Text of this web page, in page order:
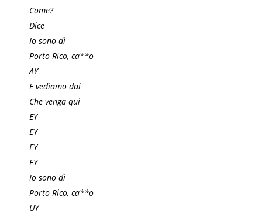
Come?
Dice
Io sono di
Porto Rico, ca**o
AY
E vediamo dai
Che venga qui
EY
EY
EY
EY
Io sono di
Porto Rico, ca**o
UY